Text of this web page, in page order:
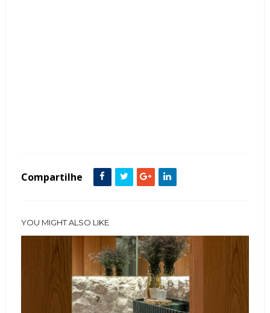
Compartilhe
YOU MIGHT ALSO LIKE